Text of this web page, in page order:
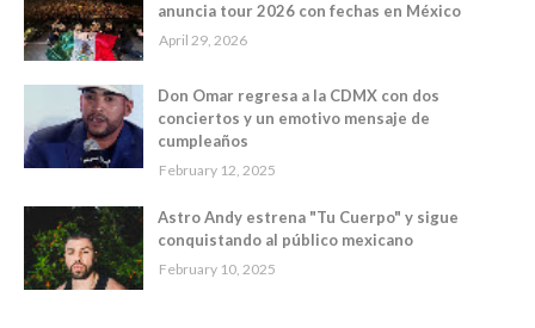
anuncia tour 2026 con fechas en México
April 29, 2026
Don Omar regresa a la CDMX con dos
conciertos y un emotivo mensaje de
cumpleaños
February 12, 2025
Astro Andy estrena "Tu Cuerpo" y sigue
conquistando al público mexicano
February 10, 2025